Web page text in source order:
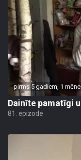
pirms 5 gadiem, 1
Dainīte pamatīgi
81. epizode